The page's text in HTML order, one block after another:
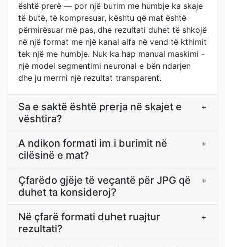
është prerë — por një burim me humbje ka skaje
të butë, të kompresuar, kështu që mat është
përmirësuar më pas, dhe rezultati duhet të shkojë
në një format me një kanal alfa në vend të kthimit
tek një me humbje. Nuk ka hap manual maskimi -
një model segmentimi neuronal e bën ndarjen
dhe ju merrni një rezultat transparent.
Sa e saktë është prerja në skajet e
vështira?
+
A ndikon formati im i burimit në
cilësinë e mat?
+
Çfarëdo gjëje të veçantë për JPG që
duhet ta konsideroj?
+
Në çfarë formati duhet ruajtur
rezultati?
+